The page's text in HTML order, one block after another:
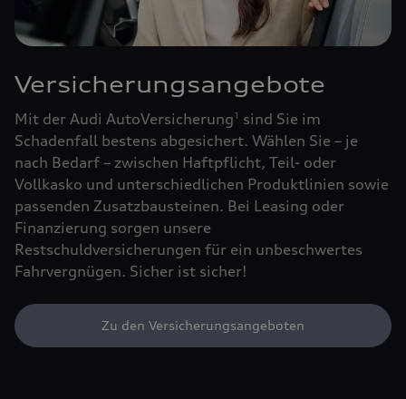
Versicherungsangebote
Mit der Audi AutoVersicherung1
sind Sie im
Schadenfall bestens abgesichert. Wählen Sie – je
nach Bedarf – zwischen Haftpflicht, Teil- oder
Vollkasko und unterschiedlichen Produktlinien sowie
passenden Zusatzbausteinen. Bei Leasing oder
Finanzierung sorgen unsere
Restschuldversicherungen für ein unbeschwertes
Fahrvergnügen. Sicher ist sicher!
Zu den Versicherungsangeboten